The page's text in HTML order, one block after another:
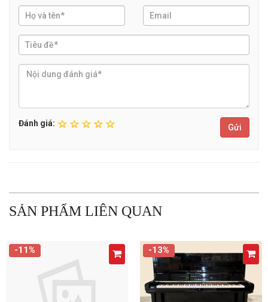
Đánh giá: Gửi
SẢN PHẨM LIÊN QUAN
-11% -13%